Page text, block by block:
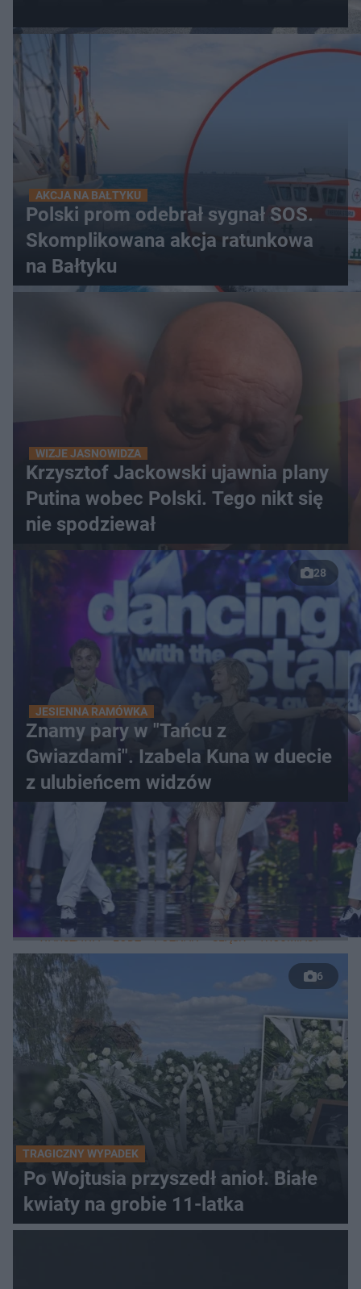
AKCJA NA BAŁTYKU
Polski prom odebrał sygnał SOS.
Skomplikowana akcja ratunkowa
na Bałtyku
WIZJE JASNOWIDZA
Krzysztof Jackowski ujawnia plany
Putina wobec Polski. Tego nikt się
nie spodziewał
28
JESIENNA RAMÓWKA
Znamy pary w "Tańcu z
Gwiazdami". Izabela Kuna w duecie
z ulubieńcem widzów
WIĘCEJ
LOKALNE
WARSZAWA ŁÓDŹ POZNAŃ ŚLĄSK TRÓJMIASTO
6
TRAGICZNY WYPADEK
Po Wojtusia przyszedł anioł. Białe
kwiaty na grobie 11-latka